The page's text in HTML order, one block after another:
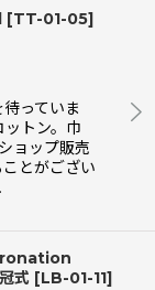
[TT-01-05]
っていま
トン。巾
ョップ販売
とがござい
式 [LB-01-11]